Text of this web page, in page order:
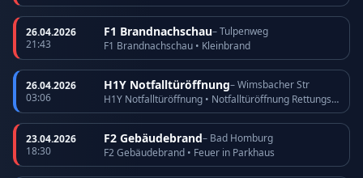
26.04.2026
21:43
F1 Brandnachschau– Tulpenweg
F1 Brandnachschau • Kleinbrand
26.04.2026
03:06
H1Y Notfalltüröffnung– Wimsbacher Str
H1Y Notfalltüröffnung • Notfalltüröffnung Rettungsdienst
23.04.2026
18:30
F2 Gebäudebrand– Bad Homburg
F2 Gebäudebrand • Feuer in Parkhaus